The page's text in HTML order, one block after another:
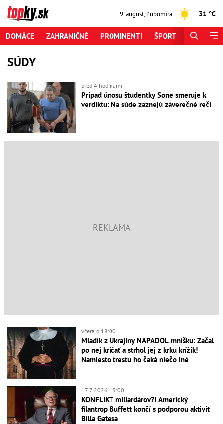
9. august,Ľubomíra 31 °C
DOMÁCE ZAHRANIČNÉ PROMINENTI ŠPORT
SÚDY
pred 4 hodinami
Prípad únosu študentky Sone smeruje k
verdiktu: Na súde zaznejú záverečné reči
včera o 18:00
Mladík z Ukrajiny NAPADOL mníšku: Začal
po nej kričať a strhol jej z krku krížik!
Namiesto trestu ho čaká niečo iné
17.7.2026 13:00
KONFLIKT miliardárov?! Americký
filantrop Buffett končí s podporou aktivít
Billa Gatesa